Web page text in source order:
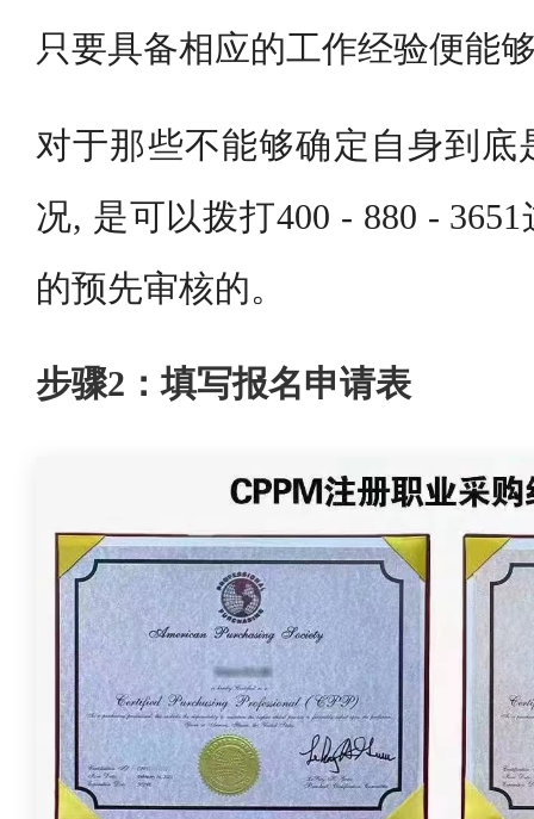
只要具备相应的工作经验便能
对于那些不能够确定自身到
况, 是可以拨打400 - 880 -
的预先审核的。
步骤2：填写报名申请表